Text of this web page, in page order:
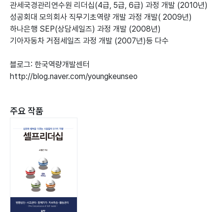
관세국경관리연수원 리더십(4급, 5급, 6급) 과정 개발 (2010년)
성공회대 모의회사 직무기초역량 개발 과정 개발( 2009년)
하나은행 SEP(상담세일즈) 과정 개발 (2008년)
기아자동차 거점세일즈 과정 개발 (2007년)등 다수
블로그: 한국역량개발센터
http://blog.naver.com/youngkeunseo
주요 작품